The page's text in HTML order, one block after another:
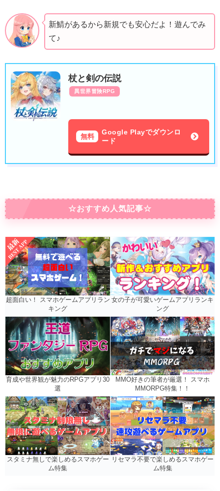
新鯖があるから新規でも安心だよ！遊んでみ
て♪
杖と剣の伝説
異世界冒険RPG
無料
Google Playでダウンロ
ード
☆おすすめ人気記事☆
超面白い！ スマホゲームアプリラン
キング
女の子が可愛いゲームアプリランキ
ング
育成や世界観が魅力のRPGアプリ30
選
MMO好きの筆者が厳選！ スマホ
MMORPG特集！！
スタミナ無しで楽しめるスマホゲー
ム特集
リセマラ不要で楽しめるスマホゲー
ム特集